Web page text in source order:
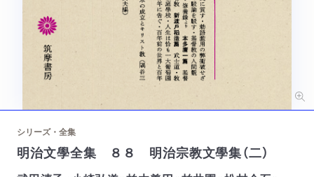
シリーズ・全集
明治文學全集 ８８ 明治宗教文學集（二）